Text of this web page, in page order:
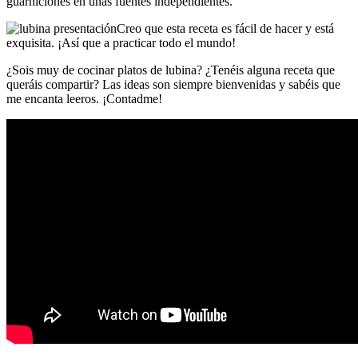
Creo que esta receta es fácil de hacer y está
exquisita. ¡Así que a practicar todo el mundo!
¿Sois muy de cocinar platos de lubina? ¿Tenéis alguna receta que
queráis compartir? Las ideas son siempre bienvenidas y sabéis que
me encanta leeros. ¡Contadme!